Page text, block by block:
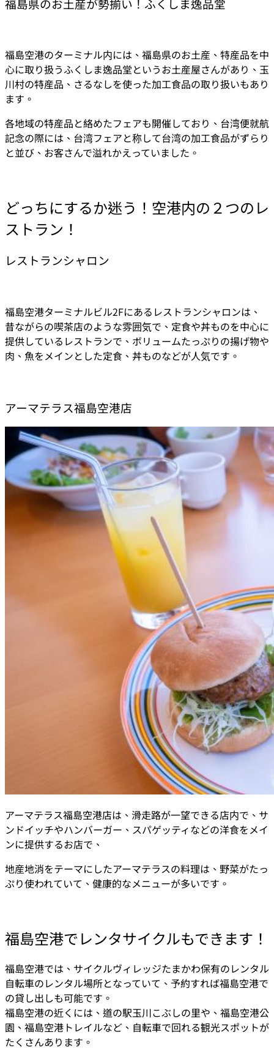
福島空港のターミナル内には、福島県のお土産、特産品を中
心に取り扱うふくしま逸品堂というお土産屋さんがあり、玉
川村の特産品、さるなしを使った加工食品の取り扱いもあり
ます。
各地域の特産品と絡めたフェアも開催しており、台湾便就航
記念の際には、台湾フェアと称して台湾の加工食品がずらり
と並び、お客さんで溢れかえっていました。
どっちにするか迷う！空港内の２つのレ
ストラン！
レストランシャロン
福島空港ターミナルビル2Fにあるレストランシャロンは、
昔ながらの喫茶店のような雰囲気で、定食や丼ものを中心に
提供しているレストランで、ボリュームたっぷりの揚げ物や
肉、魚をメインとした定食、丼ものなどが人気です。
アーマテラス福島空港店
アーマテラス福島空港店は、滑走路が一望できる店内で、サ
ンドイッチやハンバーガー、スパゲッティなどの洋食をメイ
ンに提供するお店で、
地産地消をテーマにしたアーマテラスの料理は、野菜がたっ
ぷり使われていて、健康的なメニューが多いです。
福島空港でレンタサイクルもできます！
福島空港では、サイクルヴィレッジたまかわ保有のレンタル
自転車のレンタル場所となっていて、予約すれば福島空港で
の貸し出しも可能です。
福島空港の近くには、道の駅玉川こぶしの里や、福島空港公
園、福島空港トレイルなど、自転車で回れる観光スポットが
たくさんあります。